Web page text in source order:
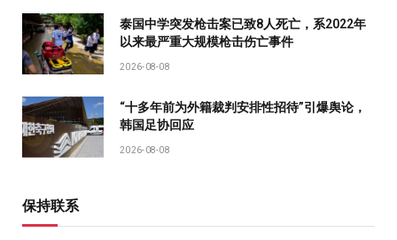
泰国中学突发枪击案已致8人死亡，系2022年
以来最严重大规模枪击伤亡事件
2026-08-08
“十多年前为外籍裁判安排性招待”引爆舆论，
韩国足协回应
2026-08-08
保持联系